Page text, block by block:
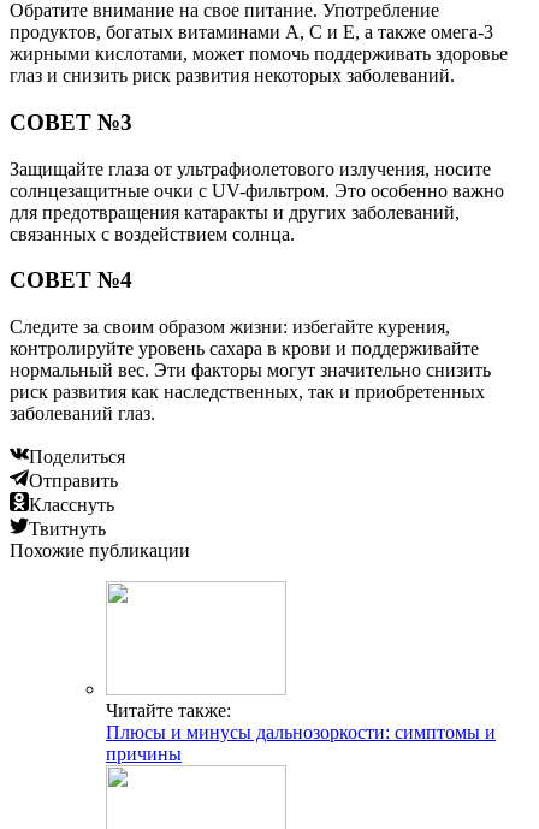
Обратите внимание на свое питание. Употребление
продуктов, богатых витаминами A, C и E, а также омега-3
жирными кислотами, может помочь поддерживать здоровье
глаз и снизить риск развития некоторых заболеваний.
СОВЕТ №3
Защищайте глаза от ультрафиолетового излучения, носите
солнцезащитные очки с UV-фильтром. Это особенно важно
для предотвращения катаракты и других заболеваний,
связанных с воздействием солнца.
СОВЕТ №4
Следите за своим образом жизни: избегайте курения,
контролируйте уровень сахара в крови и поддерживайте
нормальный вес. Эти факторы могут значительно снизить
риск развития как наследственных, так и приобретенных
заболеваний глаз.
Поделиться
Отправить
Класснуть
Твитнуть
Похожие публикации
Читайте также:
Плюсы и минусы дальнозоркости: симптомы и
причины